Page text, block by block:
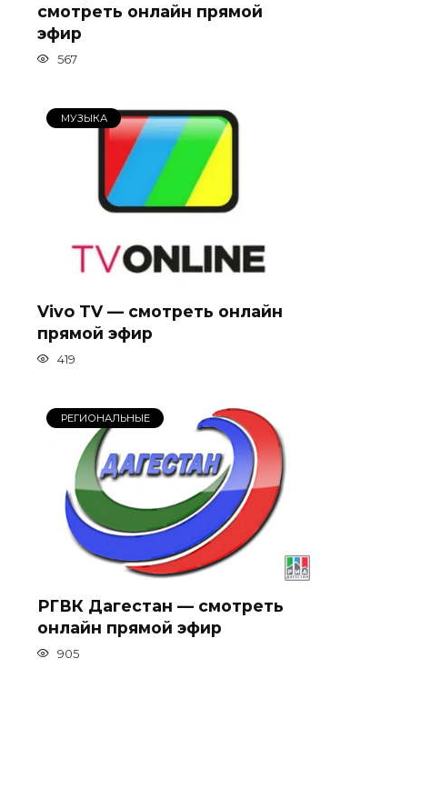
смотреть онлайн прямой
эфир
567
МУЗЫКА
Vivo TV — смотреть онлайн
прямой эфир
419
РЕГИОНАЛЬНЫЕ
РГВК Дагестан — смотреть
онлайн прямой эфир
905